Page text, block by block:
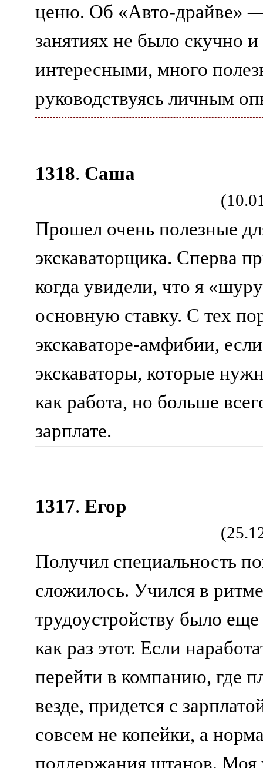
ценю. Об «Авто-драйве»
занятиях не было скучно
интересными, много
руководствуясь личным
1318. Саша
Прошел очень полезные
экскаваторщика. Сперва
когда увидели, что я
основную ставку. С тех
экскаваторе-амфибии,
экскаваторы, которые
как работа, но больше
зарплате.
1317. Егор
Получил специальность
сложилось. Учился в
трудоустройству было
как раз этот. Если
перейти в компанию, где
везде, придется с
совсем не копейки, а
поддержания штанов. Моя